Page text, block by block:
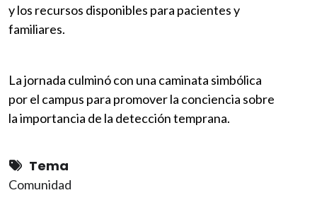
y los recursos disponibles para pacientes y
familiares.
La jornada culminó con una caminata simbólica
por el campus para promover la conciencia sobre
la importancia de la detección temprana.
Tema
Comunidad